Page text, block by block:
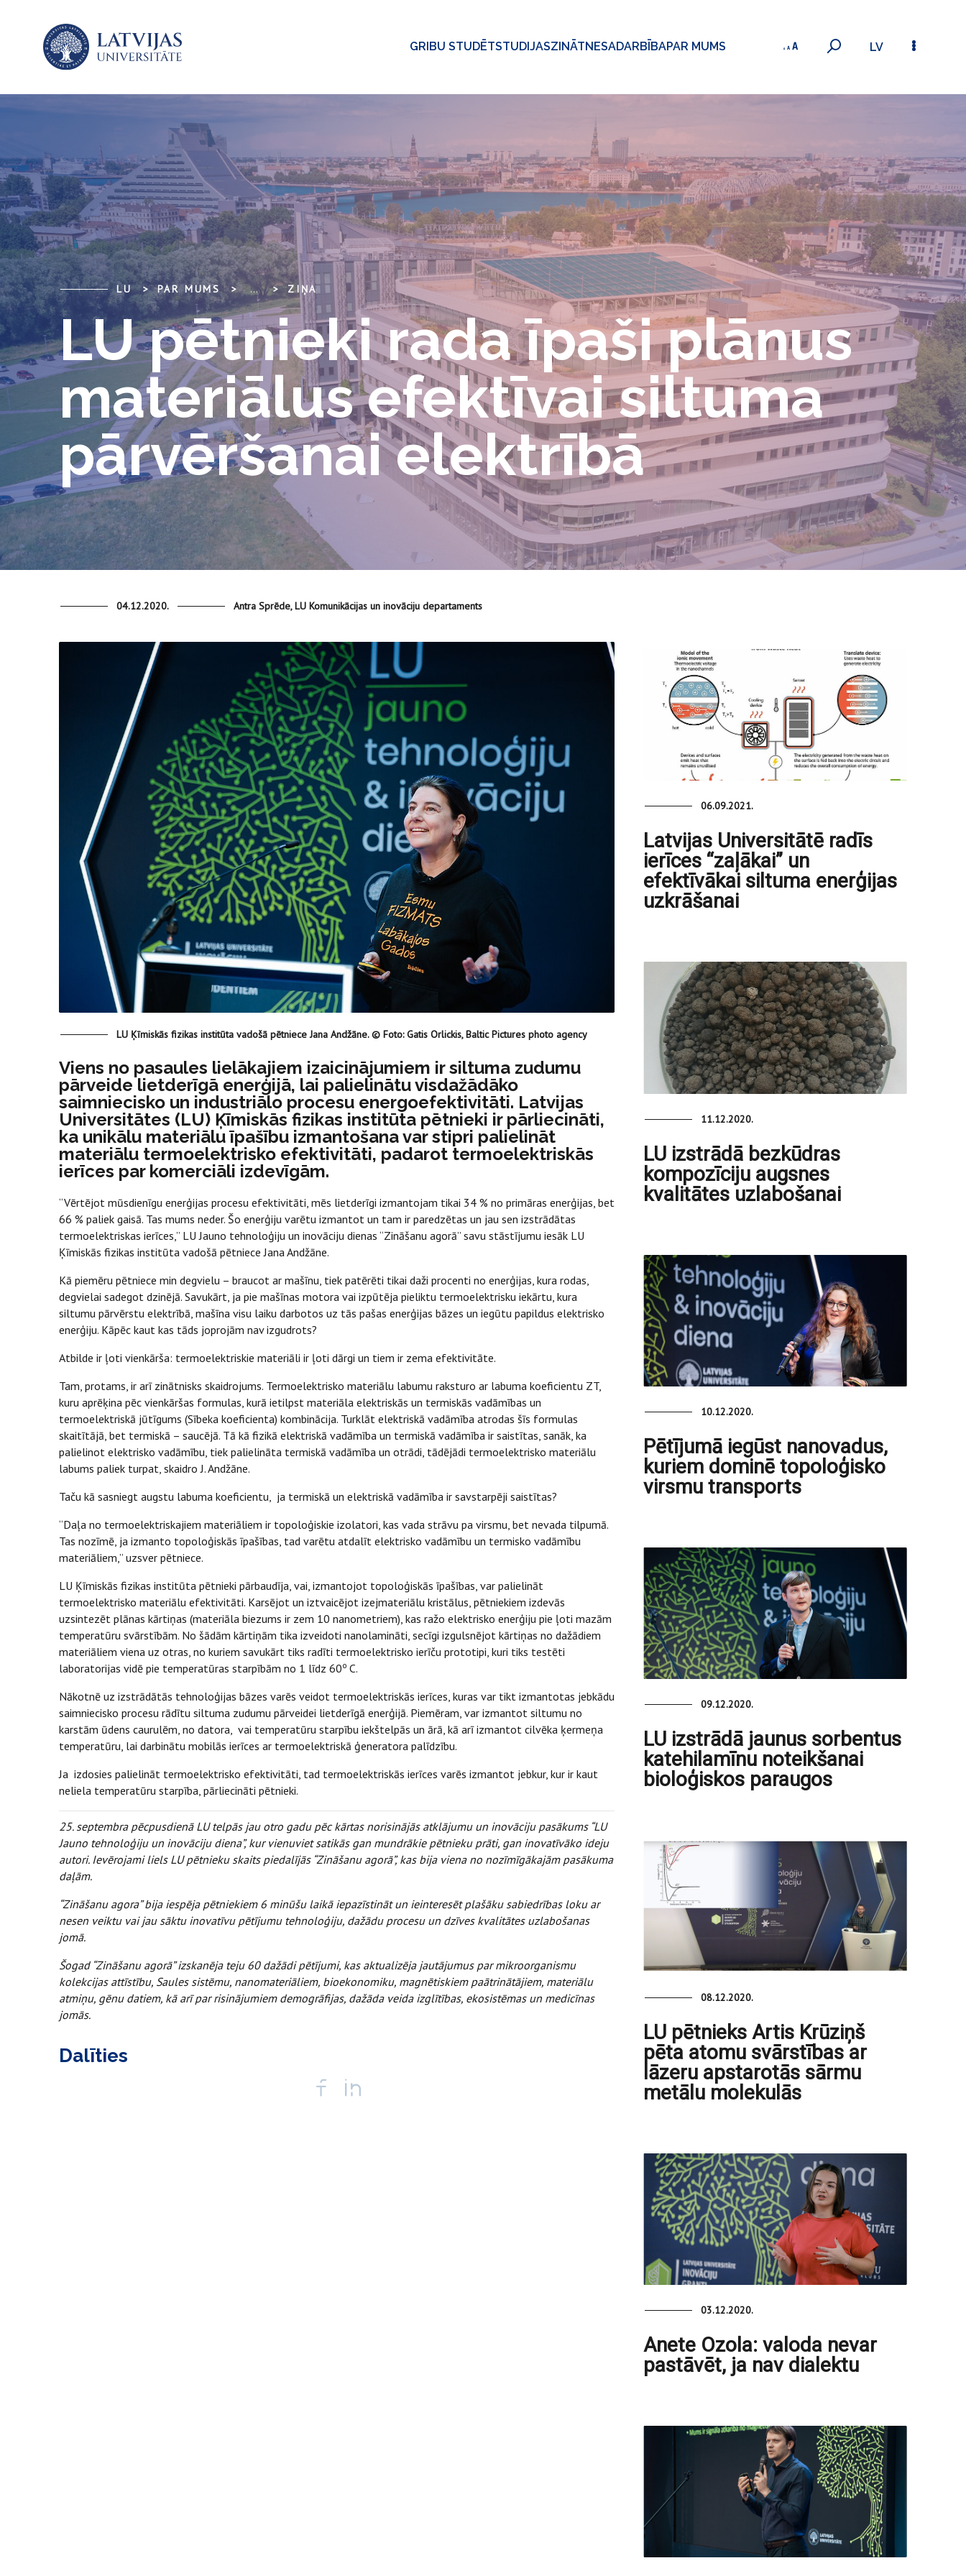
GRIBU STUDĒTSTUDIJASZINĀTNESADARBĪBAPAR MUMS LV
LU PAR MUMS ... ZIŅA
LU pētnieki rada īpaši plānus
materiālus efektīvai siltuma
pārvēršanai elektrībā
04.12.2020. Antra Sprēde, LU Komunikācijas un inovāciju departaments
LU Ķīmiskās fizikas institūta vadošā pētniece Jana Andžāne. © Foto: Gatis Orlickis, Baltic Pictures photo agency
Viens no pasaules lielākajiem izaicinājumiem ir siltuma zudumu
pārveide lietderīgā enerģijā, lai palielinātu visdažādāko
saimniecisko un industriālo procesu energoefektivitāti. Latvijas
Universitātes (LU) Ķīmiskās fizikas institūta pētnieki ir pārliecināti,
ka unikālu materiālu īpašību izmantošana var stipri palielināt
materiālu termoelektrisko efektivitāti, padarot termoelektriskās
ierīces par komerciāli izdevīgām.
“Vērtējot mūsdienīgu enerģijas procesu efektivitāti, mēs lietderīgi izmantojam tikai 34 % no primāras enerģijas, bet
66 % paliek gaisā. Tas mums neder. Šo enerģiju varētu izmantot un tam ir paredzētas un jau sen izstrādātas
termoelektriskas ierīces,” LU Jauno tehnoloģiju un inovāciju dienas “Zināšanu agorā” savu stāstījumu iesāk LU
Ķīmiskās fizikas institūta vadošā pētniece Jana Andžāne.
Kā piemēru pētniece min degvielu – braucot ar mašīnu, tiek patērēti tikai daži procenti no enerģijas, kura rodas,
degvielai sadegot dzinējā. Savukārt, ja pie mašīnas motora vai izpūtēja pieliktu termoelektrisku iekārtu, kura
siltumu pārvērstu elektrībā, mašīna visu laiku darbotos uz tās pašas enerģijas bāzes un iegūtu papildus elektrisko
enerģiju. Kāpēc kaut kas tāds joprojām nav izgudrots?
Atbilde ir ļoti vienkārša: termoelektriskie materiāli ir ļoti dārgi un tiem ir zema efektivitāte.
Tam, protams, ir arī zinātnisks skaidrojums. Termoelektrisko materiālu labumu raksturo ar labuma koeficientu ZT,
kuru aprēķina pēc vienkāršas formulas, kurā ietilpst materiāla elektriskās un termiskās vadāmības un
termoelektriskā jūtīgums (Sībeka koeficienta) kombinācija. Turklāt elektriskā vadāmība atrodas šīs formulas
skaitītājā, bet termiskā – saucējā. Tā kā fizikā elektriskā vadāmība un termiskā vadāmība ir saistītas, sanāk, ka
palielinot elektrisko vadāmību, tiek palielināta termiskā vadāmība un otrādi, tādējādi termoelektrisko materiālu
labums paliek turpat, skaidro J. Andžāne.
Taču kā sasniegt augstu labuma koeficientu, ja termiskā un elektriskā vadāmība ir savstarpēji saistītas?
“Daļa no termoelektriskajiem materiāliem ir topoloģiskie izolatori, kas vada strāvu pa virsmu, bet nevada tilpumā.
Tas nozīmē, ja izmanto topoloģiskās īpašības, tad varētu atdalīt elektrisko vadāmību un termisko vadāmību
materiāliem,” uzsver pētniece.
LU Ķīmiskās fizikas institūta pētnieki pārbaudīja, vai, izmantojot topoloģiskās īpašības, var palielināt
termoelektrisko materiālu efektivitāti. Karsējot un iztvaicējot izejmateriālu kristālus, pētniekiem izdevās
uzsintezēt plānas kārtiņas (materiāla biezums ir zem 10 nanometriem), kas ražo elektrisko enerģiju pie ļoti mazām
temperatūru svārstībām. No šādām kārtiņām tika izveidoti nanolamināti, secīgi izgulsnējot kārtiņas no dažādiem
materiāliem viena uz otras, no kuriem savukārt tiks radīti termoelektrisko ierīču prototipi, kuri tiks testēti
laboratorijas vidē pie temperatūras starpībām no 1 līdz 60o C.
Nākotnē uz izstrādātās tehnoloģijas bāzes varēs veidot termoelektriskās ierīces, kuras var tikt izmantotas jebkādu
saimniecisko procesu rādītu siltuma zudumu pārveidei lietderīgā enerģijā. Piemēram, var izmantot siltumu no
karstām ūdens caurulēm, no datora, vai temperatūru starpību iekštelpās un ārā, kā arī izmantot cilvēka ķermeņa
temperatūru, lai darbinātu mobilās ierīces ar termoelektriskā ģeneratora palīdzību.
Ja izdosies palielināt termoelektrisko efektivitāti, tad termoelektriskās ierīces varēs izmantot jebkur, kur ir kaut
neliela temperatūru starpība, pārliecināti pētnieki.
25. septembra pēcpusdienā LU telpās jau otro gadu pēc kārtas norisinājās atklājumu un inovāciju pasākums “LU
Jauno tehnoloģiju un inovāciju diena”, kur vienuviet satikās gan mundrākie pētnieku prāti, gan inovatīvāko ideju
autori. Ievērojami liels LU pētnieku skaits piedalījās “Zināšanu agorā”, kas bija viena no nozīmīgākajām pasākuma
daļām.
“Zināšanu agora” bija iespēja pētniekiem 6 minūšu laikā iepazīstināt un ieinteresēt plašāku sabiedrības loku ar
nesen veiktu vai jau sāktu inovatīvu pētījumu tehnoloģiju, dažādu procesu un dzīves kvalitātes uzlabošanas
jomā.
Šogad “Zināšanu agorā” izskanēja teju 60 dažādi pētījumi, kas aktualizēja jautājumus par mikroorganismu
kolekcijas attīstību, Saules sistēmu, nanomateriāliem, bioekonomiku, magnētiskiem paātrinātājiem, materiālu
atmiņu, gēnu datiem, kā arī par risinājumiem demogrāfijas, dažāda veida izglītības, ekosistēmas un medicīnas
jomās.
Dalīties
06.09.2021.
Latvijas Universitātē radīs
ierīces “zaļākai” un
efektīvākai siltuma enerģijas
uzkrāšanai
11.12.2020.
LU izstrādā bezkūdras
kompozīciju augsnes
kvalitātes uzlabošanai
10.12.2020.
Pētījumā iegūst nanovadus,
kuriem dominē topoloģisko
virsmu transports
09.12.2020.
LU izstrādā jaunus sorbentus
katehilamīnu noteikšanai
bioloģiskos paraugos
08.12.2020.
LU pētnieks Artis Krūziņš
pēta atomu svārstības ar
lāzeru apstarotās sārmu
metālu molekulās
03.12.2020.
Anete Ozola: valoda nevar
pastāvēt, ja nav dialektu